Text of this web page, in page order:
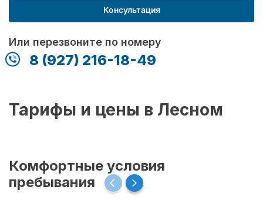
Консультация
Или перезвоните по номеру
8 (927) 216-18-49
Тарифы и цены в Лесном
Комфортные условия
пребывания